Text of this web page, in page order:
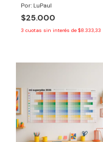
Por: LuPaul
$25.000
3 cuotas sin interés de $8.333,33